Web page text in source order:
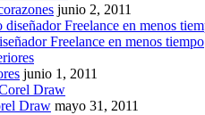
junio 2, 2011
Freelance en menos tiempo
junio 1, 2011
Draw mayo 31, 2011